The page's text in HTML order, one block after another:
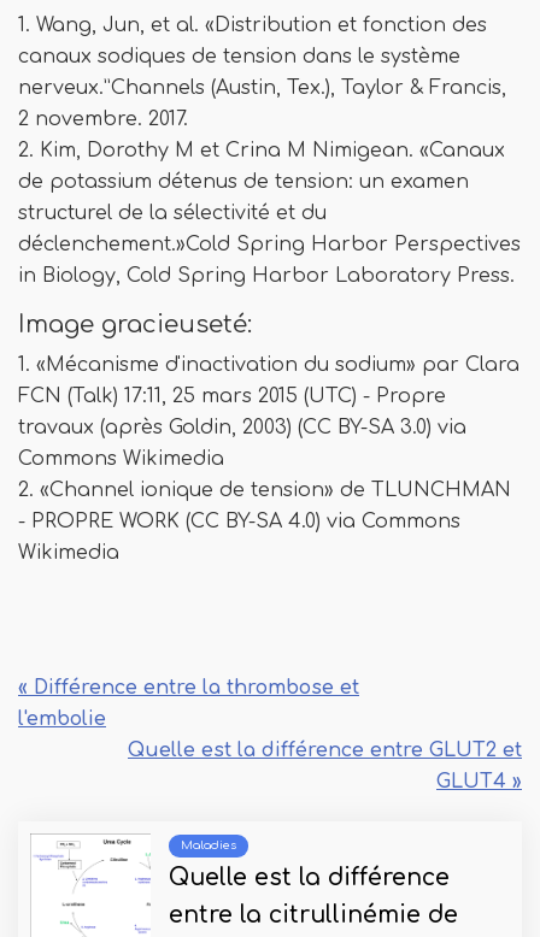
1. Wang, Jun, et al. «Distribution et fonction des
canaux sodiques de tension dans le système
nerveux.”Channels (Austin, Tex.), Taylor & Francis,
2 novembre. 2017.
2. Kim, Dorothy M et Crina M Nimigean. «Canaux
de potassium détenus de tension: un examen
structurel de la sélectivité et du
déclenchement.»Cold Spring Harbor Perspectives
in Biology, Cold Spring Harbor Laboratory Press.
Image gracieuseté:
1. «Mécanisme d'inactivation du sodium» par Clara
FCN (Talk) 17:11, 25 mars 2015 (UTC) - Propre
travaux (après Goldin, 2003) (CC BY-SA 3.0) via
Commons Wikimedia
2. «Channel ionique de tension» de TLUNCHMAN
- PROPRE WORK (CC BY-SA 4.0) via Commons
Wikimedia
« Différence entre la thrombose et
l'embolie
Quelle est la différence entre GLUT2 et
GLUT4 »
Maladies
Quelle est la différence
entre la citrullinémie de